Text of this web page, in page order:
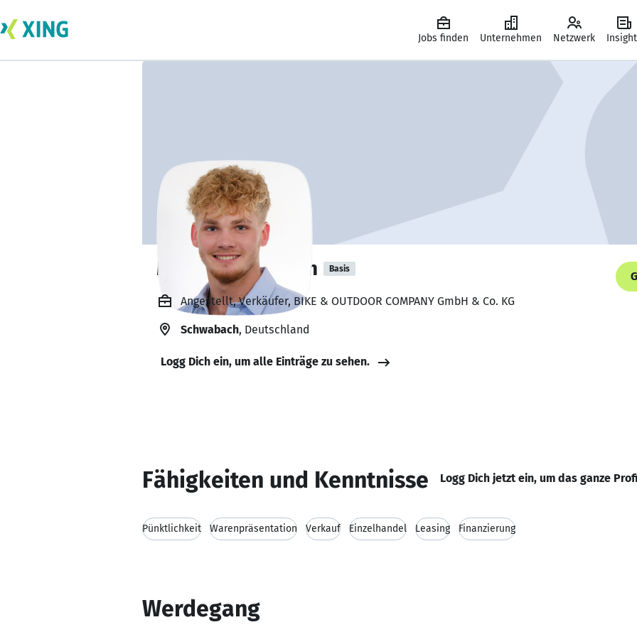
Jobs finden Unternehmen Netzwerk
Maksim Kamardin Basis
Angestellt, Verkäufer, BIKE & OUTDOOR COMPANY GmbH & Co. KG
Schwabach, Deutschland
Logg Dich ein, um alle Einträge zu sehen.
Fähigkeiten und Kenntnisse Logg Dich jetzt ein, um das ganze
Pünktlichkeit Warenpräsentation Verkauf Einzelhandel Leasing Finanzierung
Werdegang